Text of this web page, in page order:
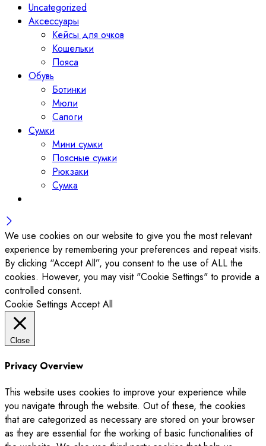
Uncategorized
Аксессуары
Кейсы для очков
Кошельки
Пояса
Обувь
Ботинки
Мюли
Сапоги
Сумки
Мини сумки
Поясные сумки
Рюкзаки
Сумка
We use cookies on our website to give you the most relevant
experience by remembering your preferences and repeat visits.
By clicking “Accept All”, you consent to the use of ALL the
cookies. However, you may visit "Cookie Settings" to provide a
controlled consent.
Cookie Settings Accept All
Close
Privacy Overview
This website uses cookies to improve your experience while
you navigate through the website. Out of these, the cookies
that are categorized as necessary are stored on your browser
as they are essential for the working of basic functionalities of